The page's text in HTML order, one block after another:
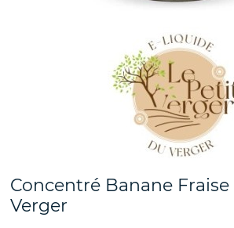
Concentré Banane
Verger